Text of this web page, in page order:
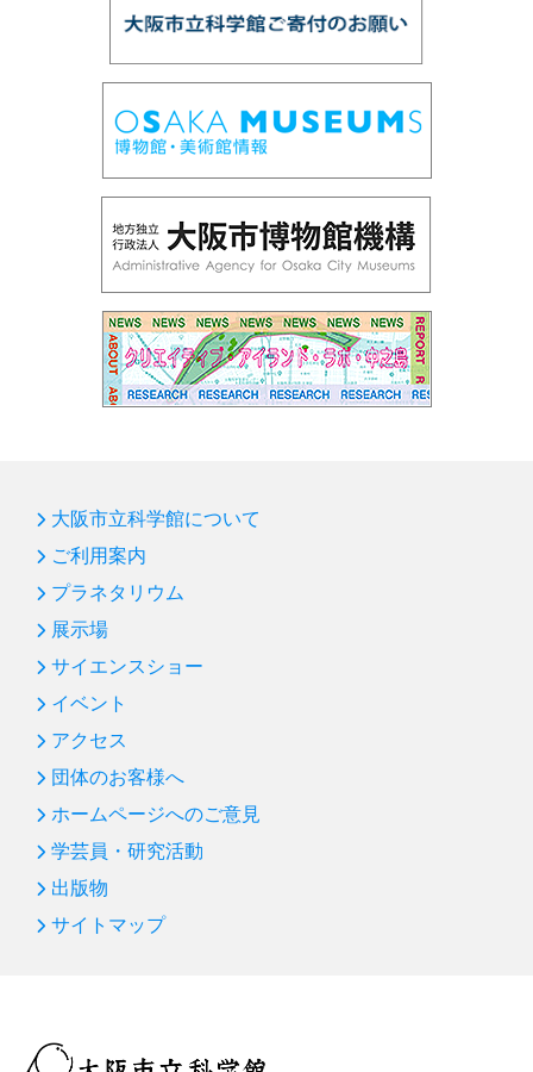
第97回 「鉱物の結晶構造」
第95回 プラネタリウム「ロゼッタ、彗星を探査せ
第93回 企画展「光とあかり」
第92回プラネタリウム「ブラックホール」
第91回サイエンスショー「赤青緑の光サイエンス」
第90回国際光年協賛「花火の色とひかり展」
第87回サイエンスショー「飛ばしてみよう！」
第86回 プラネタリウム「オーロラ」
第85回 サイエンスショー「バランス大実験」
新年のごあいさつ
第84回 プラネタリウム「ビッグバン～宇宙ヒストリア
～」
第83回 サイエンスショー「水の科学」：凍らない水
第82回 プラネタリウム「宇宙人をさがす冴えたやり方
―沈黙のフライバイ」
第81回 「はやぶさ２」 プラネタリウム＆企画展につい
て
第80回 サイエンスショー「空気パワー」
大阪市立科学館について
ご利用案内
プラネタリウム
展示場
サイエンスショー
イベント
アクセス
団体のお客様へ
ホームページへのご意見
学芸員・研究活動
出版物
サイトマップ